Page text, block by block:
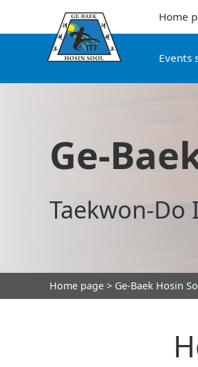
Home
Events
Ge-
Taekwon-Do
Home page > Ge-Baek Hosin